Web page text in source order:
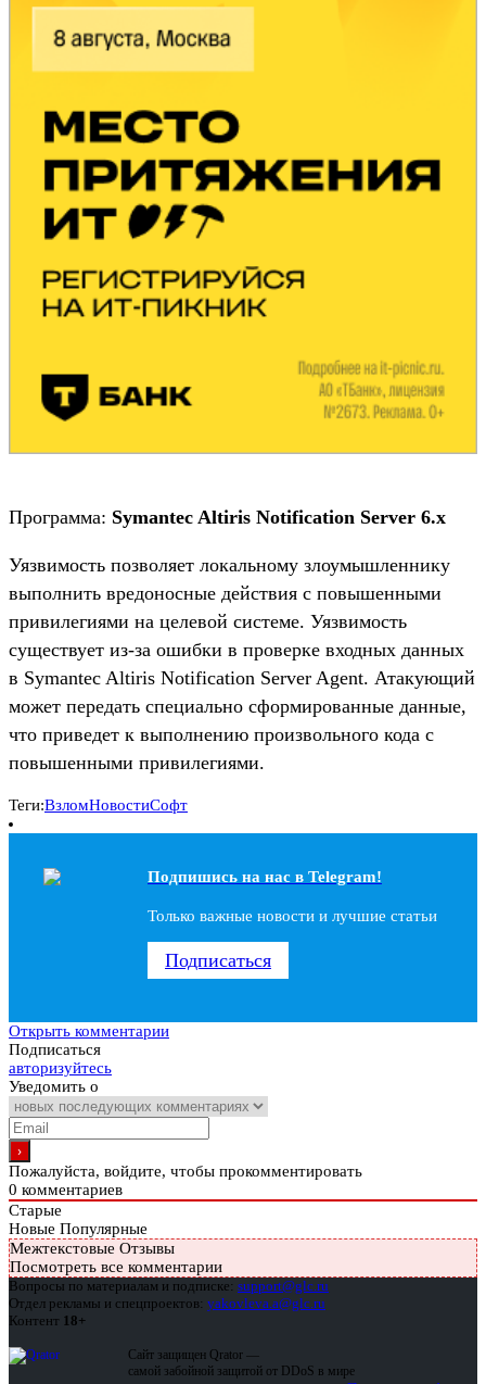
Программа: Symantec Altiris Notification Server 6.x
Уязвимость позволяет локальному злоумышленнику
выполнить вредоносные действия с повышенными
привилегиями на целевой системе. Уязвимость
существует из-за ошибки в проверке входных данных
в Symantec Altiris Notification Server Agent. Атакующий
может передать специально сформированные данные,
что приведет к выполнению произвольного кода с
повышенными привилегиями.
Теги:ВзломНовостиСофт
Подпишись на наc в Telegram!
Только важные новости и лучшие статьи
Подписаться
Открыть комментарии
Подписаться
авторизуйтесь
Уведомить о
Пожалуйста, войдите, чтобы прокомментировать
0 комментариев
Старые
Новые Популярные
Межтекстовые Отзывы
Посмотреть все комментарии
Вопросы по материалам и подписке: support@glc.ru
Отдел рекламы и спецпроектов: yakovleva.a@glc.ru
Контент 18+
Сайт защищен Qrator —
самой забойной защитой от DDoS в мире